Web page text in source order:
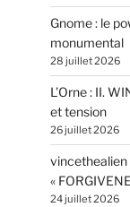
Gnome : le
monumental
28 juillet 2026
L’Orne : II.
et tension
26 juillet 2026
vincethealien
«
24 juillet 2026